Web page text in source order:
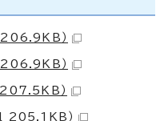
）
）
）
205.1KB）